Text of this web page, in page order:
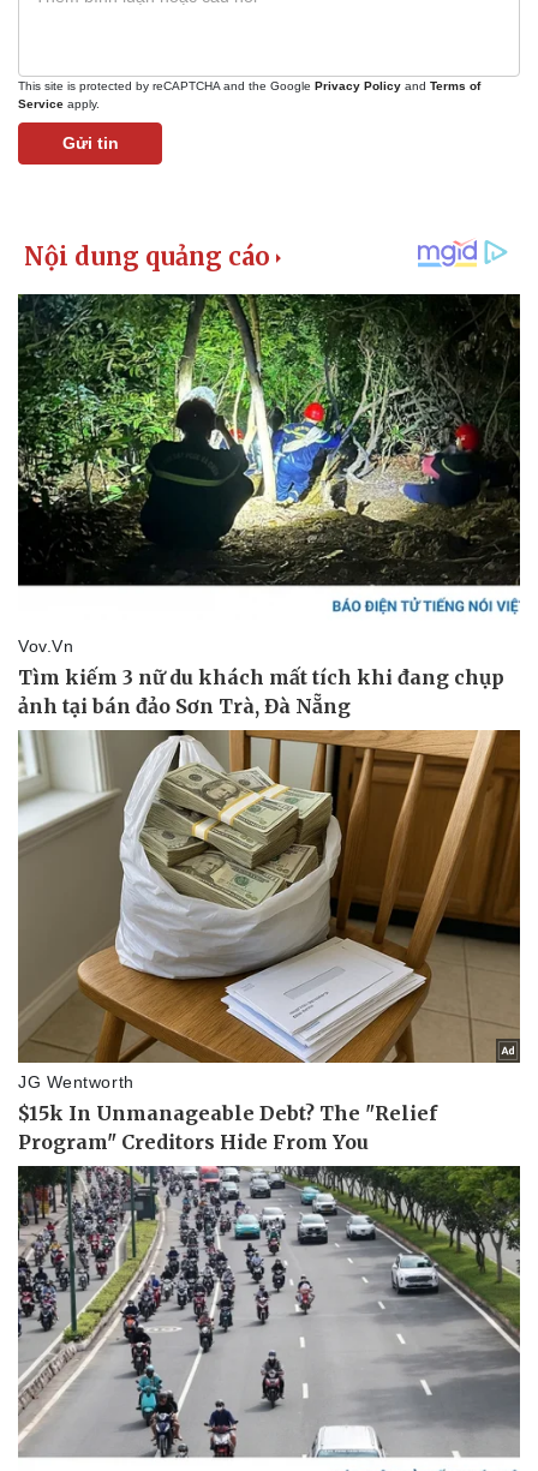
Kinh tế
Bất động sản
Thị trường
Giá vàng
Tiêu dùng
Tỷ giá
Chứng khoán
Giá cà phê
This site is protected by reCAPTCHA and the Google Privacy Policy and Terms of
Service apply.
Gửi tin